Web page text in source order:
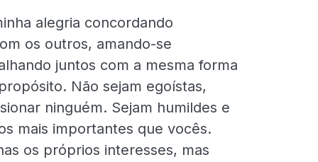
alegria concordando
os outros, amando-se
juntos com a mesma forma
Não sejam egoístas,
ninguém. Sejam humildes e
mais importantes que vocês.
os próprios interesses, mas